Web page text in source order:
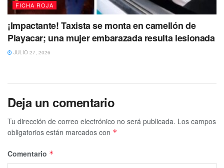
FICHA ROJA
¡Impactante! Taxista se monta en camellón de
Playacar; una mujer embarazada resulta lesionada
JULIO 27, 2026
Deja un comentario
Tu dirección de correo electrónico no será publicada. Los campos
obligatorios están marcados con *
Comentario *